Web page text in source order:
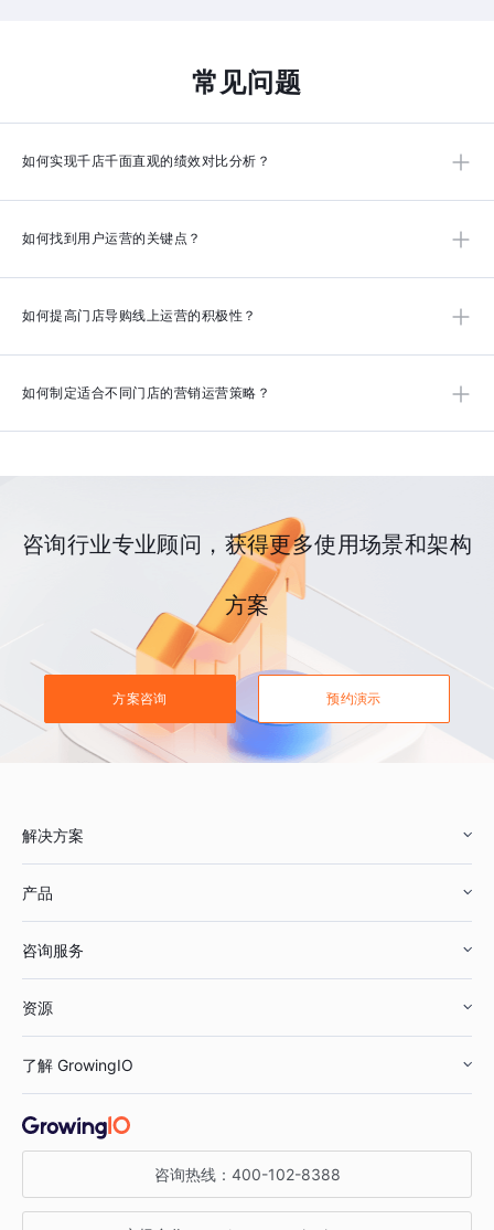
常见问题
如何实现千店千面直观的绩效对比分析？
梳理关键评估指标，通过数据看板搭建将大区、门店等各个维度的业绩
数据进行直观的横向对比分析。
如何找到用户运营的关键点？
分析师管家式服务，200+客户分析师落地服务经验，快速找到数据业
务价值。
如何提高门店导购线上运营的积极性？
改进导购首邀成功即绑定的分析方法，采用多种归因模型评估导购对
GMV贡献度，完善激励机制。
如何制定适合不同门店的营销运营策略？
运营效果，提出针对性的优化建议。
咨询行业专业顾问，获得更多使用场景和架构
方案
方案咨询 预约演示
解决方案
鞋服行业
汽车行业
金融行业
产品
智能运营
获客分析
咨询服务
资源
增长公开课
增长博客
了解 GrowingIO
关于 GrowingIO
增长大会
咨询热线： 400-102-8388